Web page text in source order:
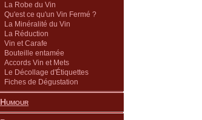
La Robe du Vin
Qu'est ce qu'un Vin Fermé ?
La Minéralité du Vin
La Réduction
Vin et Carafe
Bouteille entamée
Accords Vin et Mets
Le Décollage d'Étiquettes
Fiches de Dégustation
Humour